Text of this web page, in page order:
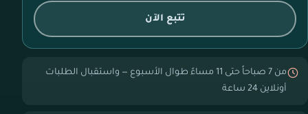
تتبع الآن
من 7 صباحاً حتى 11 مساءً طوال الأسبوع — واستقبال الطلبات
أونلاين 24 ساعة